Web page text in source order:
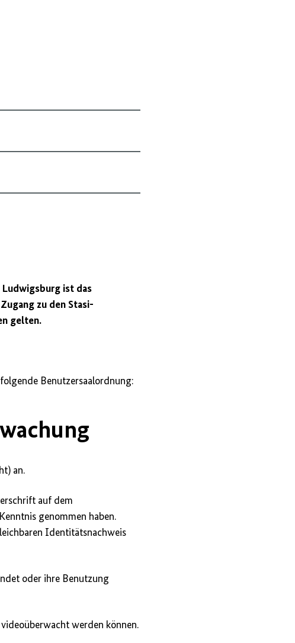
Ludwigsburg ist das
zu den Stasi-
gelten.
Benutzersaalordnung:
an.
auf dem
genommen haben.
Identitätsnachweis
oder ihre Benutzung
werden können.